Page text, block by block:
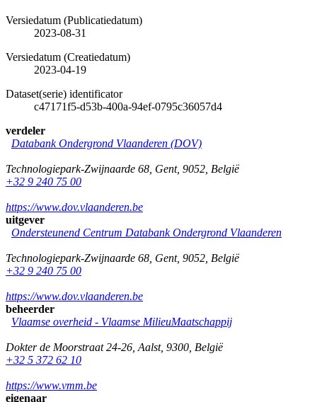
Versiedatum (Publicatiedatum)
2023-08-31
Versiedatum (Creatiedatum)
2023-04-19
Dataset(serie) identificator
c47171f5-d53b-400a-94ef-0795c36057d4
verdeler
Databank Ondergrond Vlaanderen (DOV)
Technologiepark-Zwijnaarde 68 Gent, 9052 België
+32 9 240 75 00
https://www.dov.vlaanderen.be
uitgever
Ondersteunend Centrum Databank Ondergrond Vlaanderen
Technologiepark-Zwijnaarde 68 Gent, 9052 België
+32 9 240 75 00
https://www.dov.vlaanderen.be
beheerder
Vlaamse overheid - Vlaamse MilieuMaatschappij
Dokter de Moorstraat 24-26 Aalst, 9300 België
+32 5 372 62 10
https://www.vmm.be
eigenaar